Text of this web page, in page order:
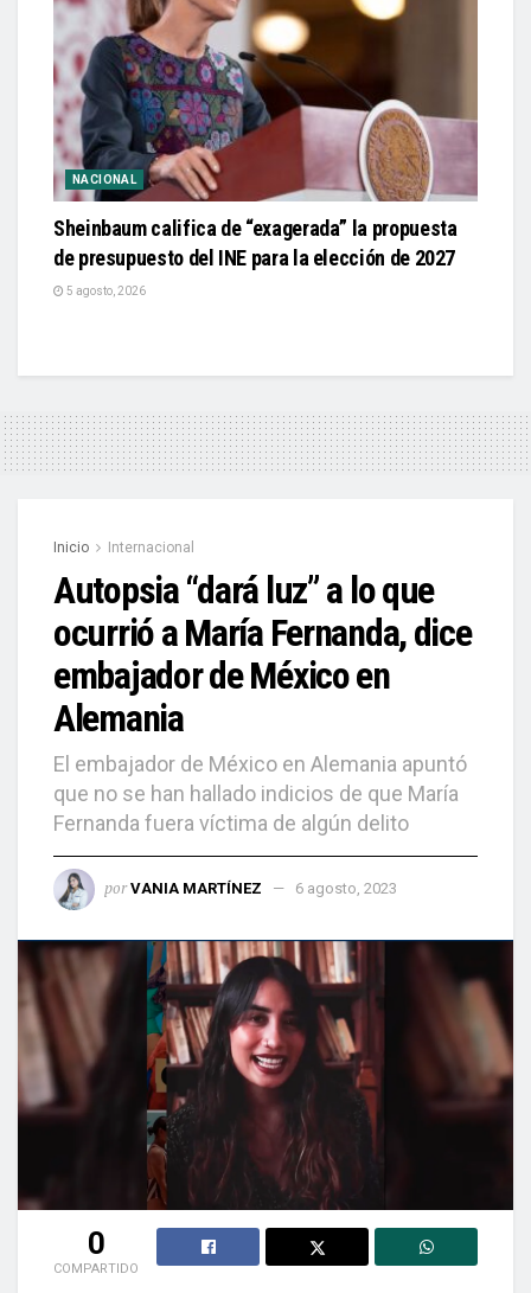
NACIONAL
Sheinbaum califica de “exagerada” la propuesta
de presupuesto del INE para la elección de 2027
5 agosto, 2026
Inicio Internacional
Autopsia “dará luz” a lo que
ocurrió a María Fernanda, dice
embajador de México en
Alemania
El embajador de México en Alemania apuntó
que no se han hallado indicios de que María
Fernanda fuera víctima de algún delito
por VANIA MARTÍNEZ 6 agosto, 2023
0
COMPARTIDO